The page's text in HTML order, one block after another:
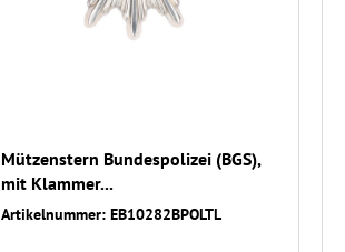
Mützenstern Bundespolizei (BGS),
mit Klammer...
Artikelnummer: EB10282BPOLTL